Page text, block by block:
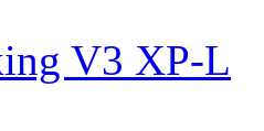
V3 XP-L